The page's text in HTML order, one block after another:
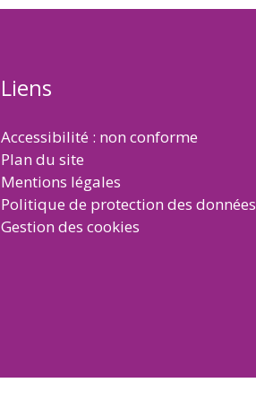
Liens
Accessibilité : non conforme
Plan du site
Mentions légales
Politique de protection des données
Gestion des cookies